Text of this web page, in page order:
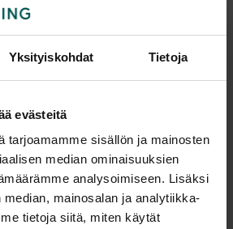
Yksityiskohdat Tietoja
evästeitä
tarjoamamme sisällön ja mainosten
median ominaisuuksien
analysoimiseen. Lisäksi
mainosalan ja analytiikka-
tietoja siitä, miten käytät
8 kpl
ja Tampere), tervetuloa
tuotteet tilattavissa kauttamme.